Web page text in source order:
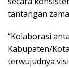
tantangan
“Kolaborasi
Kabupaten/
terwujudnya